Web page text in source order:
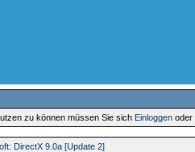
zu können müssen Sie sich Einloggen oder
DirectX 9.0a [Update 2]